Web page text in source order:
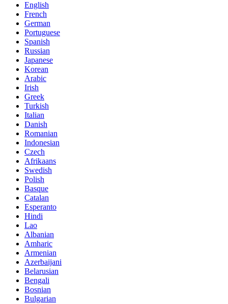
English
French
German
Portuguese
Spanish
Russian
Japanese
Korean
Arabic
Irish
Greek
Turkish
Italian
Danish
Romanian
Indonesian
Czech
Afrikaans
Swedish
Polish
Basque
Catalan
Esperanto
Hindi
Lao
Albanian
Amharic
Armenian
Azerbaijani
Belarusian
Bengali
Bosnian
Bulgarian